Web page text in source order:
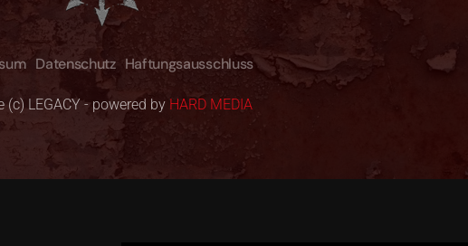
Datenschutz Haftungsausschluss
(c) LEGACY - powered by HARD MEDIA